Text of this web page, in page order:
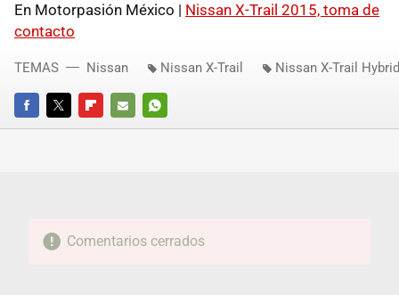
En Motorpasión México | Nissan X-Trail 2015, toma de
contacto
FACEBOOKTWITTERFLIPBOARD
E-
WHATSAPP
TEMAS Nissan Nissan X-Trail Nissan X-Trail Hybrid
Comentarios cerrados